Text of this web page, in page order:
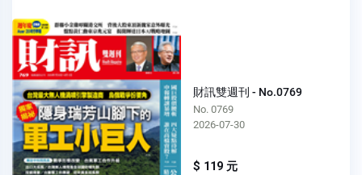
財訊雙週刊 - No.0769
No. 0769
2026-07-30
$ 119 元